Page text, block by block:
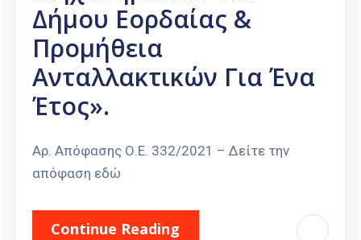
Δήμου Εορδαίας &
Προμήθεια
Ανταλλακτικών Για Ένα
Έτος».
Αρ. Απόφασης Ο.Ε. 332/2021 – Δείτε την
απόφαση εδώ
Continue Reading